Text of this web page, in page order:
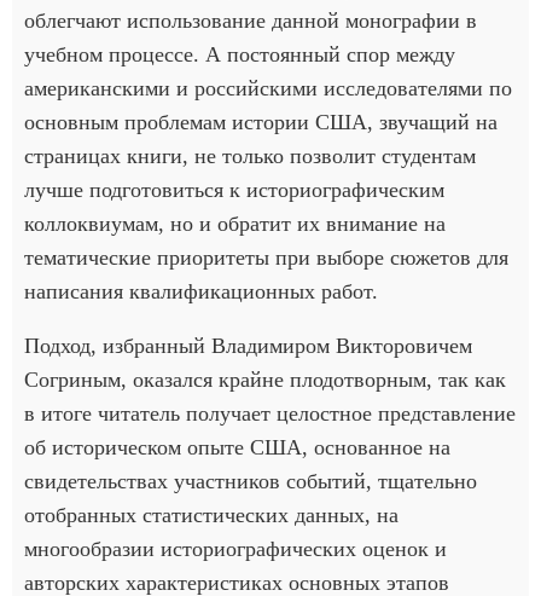
облегчают использование данной монографии в
учебном процессе. А постоянный спор между
американскими и российскими исследователями по
основным проблемам истории США, звучащий на
страницах книги, не только позволит студентам
лучше подготовиться к историографическим
коллоквиумам, но и обратит их внимание на
тематические приоритеты при выборе сюжетов для
написания квалификационных работ.
Подход, избранный Владимиром Викторовичем
Согриным, оказался крайне плодотворным, так как
в итоге читатель получает целостное представление
об историческом опыте США, основанное на
свидетельствах участников событий, тщательно
отобранных статистических данных, на
многообразии историографических оценок и
авторских характеристиках основных этапов